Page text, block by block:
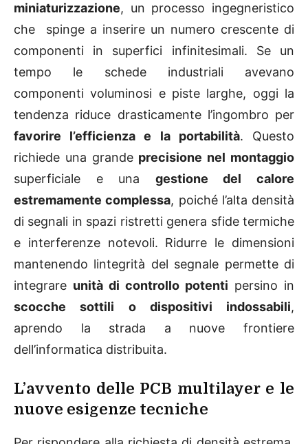
miniaturizzazione, un processo ingegneristico
che spinge a inserire un numero crescente di
componenti in superfici infinitesimali. Se un
tempo le schede industriali avevano
componenti voluminosi e piste larghe, oggi la
tendenza riduce drasticamente l’ingombro per
favorire l’efficienza e la portabilità. Questo
richiede una grande precisione nel montaggio
superficiale e una gestione del calore
estremamente complessa, poiché l’alta densità
di segnali in spazi ristretti genera sfide termiche
e interferenze notevoli. Ridurre le dimensioni
mantenendo lintegrità del segnale permette di
integrare unità di controllo potenti persino in
scocche sottili o dispositivi indossabili,
aprendo la strada a nuove frontiere
dell’informatica distribuita.
L’avvento delle PCB multilayer e le
nuove esigenze tecniche